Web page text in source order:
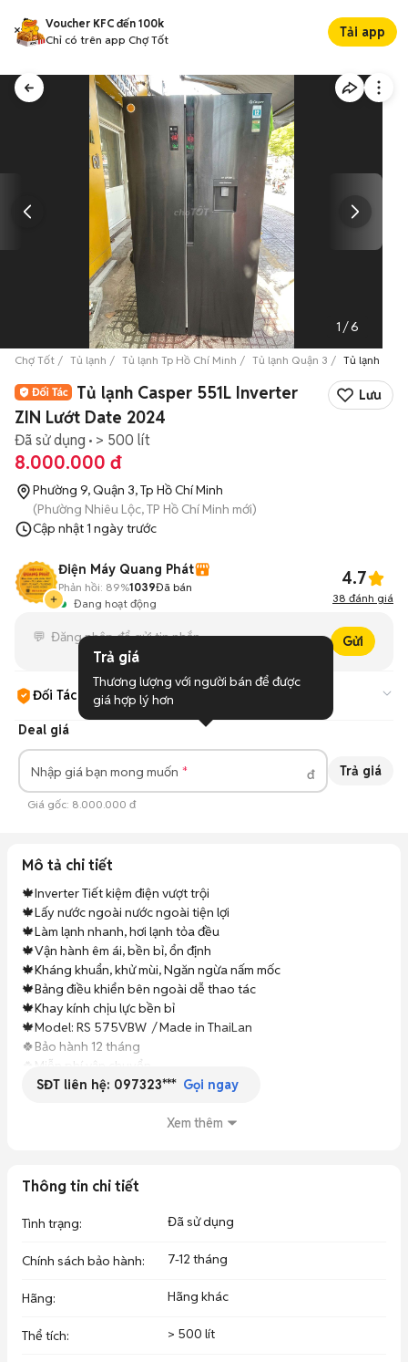
Voucher KFC đến 100k
Chỉ có trên app Chợ Tốt
Tải app
1 /6
Chợ Tốt Tủ lạnh Tủ lạnh Tp Hồ Chí Minh Tủ lạnh Quận 3 Tủ lạnh
Tủ lạnh Casper 551L Inverter
ZIN Lướt Date 2024
Lưu
Đã sử dụng > 500 lít
8.000.000 đ
Phường 9, Quận 3, Tp Hồ Chí Minh
(Phường Nhiêu Lộc, TP Hồ Chí Minh mới)
Cập nhật1 ngày trước
Điện Máy Quang Phát
Đang hoạt động
Phản hồi: 89%1039Đã bán 4.7
38 đánh giá
Gửi
Đối Tác Chợ Tốt
Cam kết hàng đúng mô tả và có địa điểm bán hàng uy tín.
Deal giá
Nhập giá bạn mong muốn đ Trả giá
Giá gốc: 8.000.000 đ
Mô tả chi tiết
🍁Inverter Tiết kiệm điện vượt trội
🍁Lấy nước ngoài nước ngoài tiện lợi
🍁Làm lạnh nhanh, hơi lạnh tỏa đều
🍁Vận hành êm ái, bền bỉ, ổn định
🍁Kháng khuẩn, khử mùi, Ngăn ngừa nấm mốc
🍁Bảng điều khiển bên ngoài dễ thao tác
🍁Khay kính chịu lực bền bỉ
🍁Model: RS 575VBW  / Made in ThaiLan
🍀Bảo hành 12 tháng
🍀Miễn phí vận chuyển
SĐT liên hệ: 097323*** Gọi ngay
Xem thêm
Thông tin chi tiết
Tình trạng: Đã sử dụng
Chính sách bảo hành: 7-12 tháng
Hãng: Hãng khác
Thể tích: > 500 lít
Trả giá
Thương lượng với người bán để được
giá hợp lý hơn